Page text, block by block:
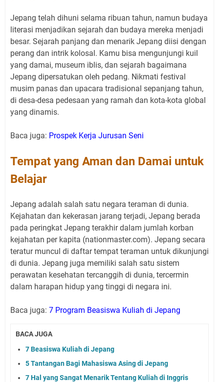
Jepang telah dihuni selama ribuan tahun, namun budaya
literasi menjadikan sejarah dan budaya mereka menjadi
besar. Sejarah panjang dan menarik Jepang diisi dengan
perang dan intrik kolosal. Kamu bisa mengunjungi kuil
yang damai, museum iblis, dan sejarah bagaimana
Jepang dipersatukan oleh pedang. Nikmati festival
musim panas dan upacara tradisional sepanjang tahun,
di desa-desa pedesaan yang ramah dan kota-kota global
yang dinamis.
Baca juga: Prospek Kerja Jurusan Seni
Tempat yang Aman dan Damai untuk
Belajar
Jepang adalah salah satu negara teraman di dunia.
Kejahatan dan kekerasan jarang terjadi, Jepang berada
pada peringkat Jepang terakhir dalam jumlah korban
kejahatan per kapita (nationmaster.com). Jepang secara
teratur muncul di daftar tempat teraman untuk dikunjungi
di dunia. Jepang juga memiliki salah satu sistem
perawatan kesehatan tercanggih di dunia, tercermin
dalam harapan hidup yang tinggi di negara ini.
Baca juga: 7 Program Beasiswa Kuliah di Jepang
BACA JUGA
7 Beasiswa Kuliah di Jepang
5 Tantangan Bagi Mahasiswa Asing di Jepang
7 Hal yang Sangat Menarik Tentang Kuliah di Inggris